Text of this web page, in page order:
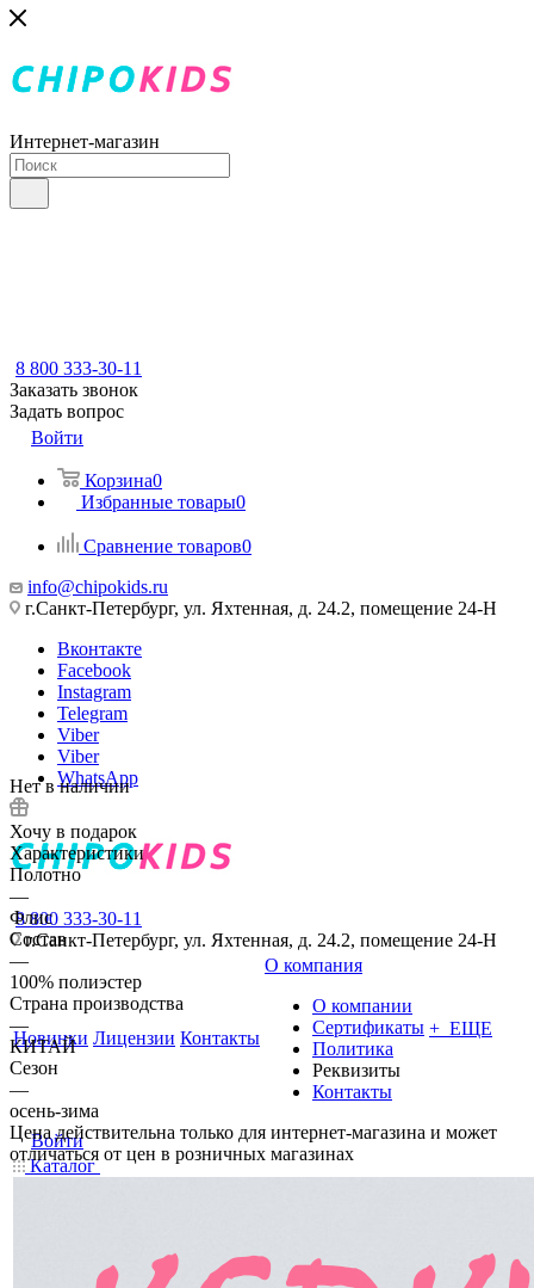
Интернет-магазин
8 800 333-30-11
Заказать звонок
Задать вопрос
Войти
Корзина0
Избранные товары0
Сравнение товаров0
info@chipokids.ru
г.Санкт-Петербург, ул. Яхтенная, д. 24.2, помещение 24-Н
Вконтакте
Facebook
Instagram
Telegram
Viber
Viber
WhatsApp
8 800 333-30-11
г.Санкт-Петербург, ул. Яхтенная, д. 24.2, помещение 24-Н
Новинки Лицензии Контакты
О компания
О компании
Сертификаты
Политика
Реквизиты
Контакты
+ ЕЩЕ
Войти
Каталог
Нет в наличии
Хочу в подарок
Характеристики
Полотно
—
Флис
Состав
—
100% полиэстер
Страна производства
—
КИТАЙ
Сезон
—
осень-зима
Цена действительна только для интернет-магазина и может
отличаться от цен в розничных магазинах